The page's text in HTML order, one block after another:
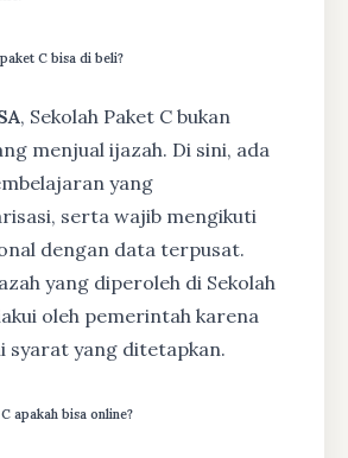
C bisa di beli?
, Sekolah Paket C bukan
menjual ijazah. Di sini, ada
yang
serta wajib mengikuti
dengan data terpusat.
yang diperoleh di Sekolah
oleh pemerintah karena
syarat yang ditetapkan.
apakah bisa online?